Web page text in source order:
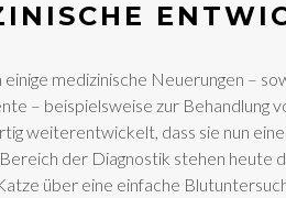
medizinische Neuerungen –
– beispielsweise zur Behandlung
weiterentwickelt, dass sie nun
der Diagnostik stehen heute
über eine einfache